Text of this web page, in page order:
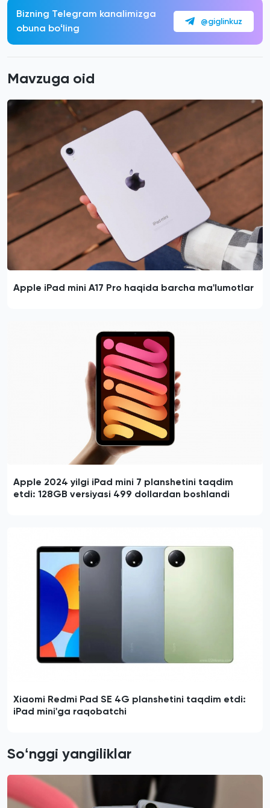
Bizning Telegram kanalimizga
obuna boʻling
@giglinkuz
Mavzuga oid
Apple iPad mini A17 Pro haqida barcha ma'lumotlar
Apple 2024 yilgi iPad mini 7 planshetini taqdim
etdi: 128GB versiyasi 499 dollardan boshlandi
Xiaomi Redmi Pad SE 4G planshetini taqdim etdi:
iPad mini'ga raqobatchi
Soʻnggi yangiliklar